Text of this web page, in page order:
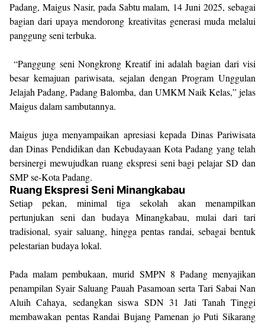
Padang, Maigus Nasir, pada Sabtu malam, 14 Juni 2025, sebagai
bagian dari upaya mendorong kreativitas generasi muda melalui
panggung seni terbuka.
“Panggung seni Nongkrong Kreatif ini adalah bagian dari visi
besar kemajuan pariwisata, sejalan dengan Program Unggulan
Jelajah Padang, Padang Balomba, dan UMKM Naik Kelas,” jelas
Maigus dalam sambutannya.
Maigus juga menyampaikan apresiasi kepada Dinas Pariwisata
dan Dinas Pendidikan dan Kebudayaan Kota Padang yang telah
bersinergi mewujudkan ruang ekspresi seni bagi pelajar SD dan
SMP se-Kota Padang.
Ruang Ekspresi Seni Minangkabau
Setiap pekan, minimal tiga sekolah akan menampilkan
pertunjukan seni dan budaya Minangkabau, mulai dari tari
tradisional, syair saluang, hingga pentas randai, sebagai bentuk
pelestarian budaya lokal.
Pada malam pembukaan, murid SMPN 8 Padang menyajikan
penampilan Syair Saluang Pauah Pasamoan serta Tari Sabai Nan
Aluih Cahaya, sedangkan siswa SDN 31 Jati Tanah Tinggi
membawakan pentas Randai Bujang Pamenan jo Puti Sikarang